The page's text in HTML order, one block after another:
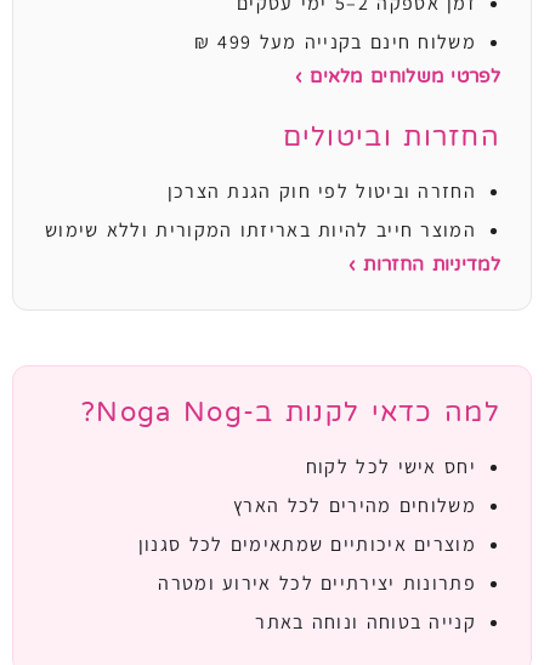
משלוח חינם בקנייה מעל 499 ₪
לפרטי משלוחים מלאים ›
החזרות וביטולים
החזרה וביטול לפי חוק הגנת הצרכן
המוצר חייב להיות באריזתו המקורית וללא שימוש
למדיניות החזרות ›
למה כדאי לקנות ב-Noga Nog?
יחס אישי לכל לקוח
משלוחים מהירים לכל הארץ
מוצרים איכותיים שמתאימים לכל סגנון
פתרונות יצירתיים לכל אירוע ומטרה
קנייה בטוחה ונוחה באתר